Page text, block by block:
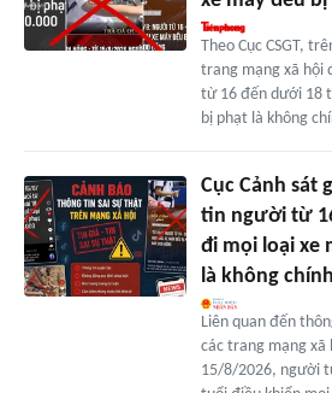
Theo Cục CSGT,
trang mạng xã hội
từ 16 đến dưới 18
bị phạt là không
Cục Cảnh sát
tin người từ
đi mọi loại xe
là không
Liên quan đến
các trang mạng xã
15/8/2026, người